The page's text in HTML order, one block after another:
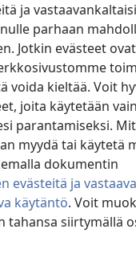
ja
parhaan
Jotkin evästeet ovat
voida kieltää. Voit
joita käytetään vain
parantamiseksi.
myydä tai käytetä
dokumentin
evästeitä ja
käytäntö. Voit
tahansa siirtymällä
kaikkiin potilaisiin.
ja hoitoasi koskevia
pätevältä terveydenhuollon
lääkäriin.
Bible and Tract